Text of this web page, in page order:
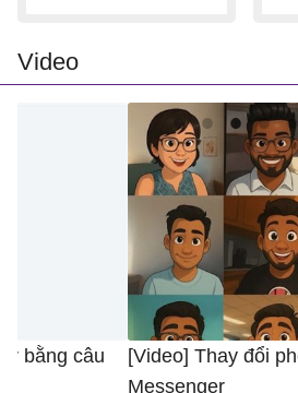
Video
[Video] Thay đổi phong cách